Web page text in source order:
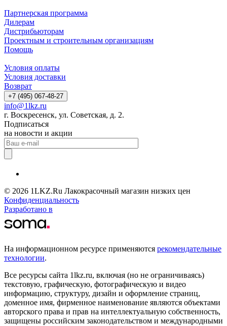
Партнерская программа
Дилерам
Дистрибьюторам
Проектным и строительным организациям
Помощь
Условия оплаты
Условия доставки
Возврат
+7 (495) 067-48-27
info@1lkz.ru
г. Воскресенск, ул. Советская, д. 2.
Подписаться
на новости и акции
© 2026 1LKZ.Ru Лакокрасочный магазин низких цен
Конфиденциальность
Разработано в
На информационном ресурсе применяются рекомендательные
технологии.
Все ресурсы сайта 1lkz.ru, включая (но не ограничиваясь)
текстовую, графическую, фотографическую и видео
информацию, структуру, дизайн и оформление страниц,
доменное имя, фирменное наименование являются объектами
авторского права и прав на интеллектуальную собственность,
защищены российским законодательством и международными